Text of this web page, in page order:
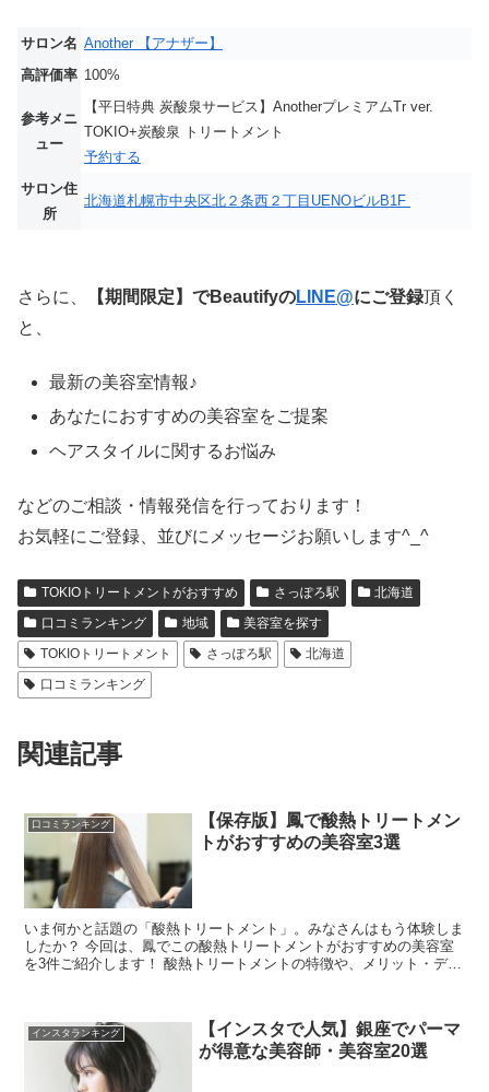
サロン名 Another 【アナザー】
高評価率 100%
参考メニ
ュー
【平日特典 炭酸泉サービス】AnotherプレミアムTr ver.
TOKIO+炭酸泉 トリートメント
予約する
サロン住
所
北海道札幌市中央区北２条西２丁目UENOビルB1F
さらに、 【期間限定】でBeautifyのLINE@にご登録頂く
と、
最新の美容室情報♪
あなたにおすすめの美容室をご提案
ヘアスタイルに関するお悩み
などのご相談・情報発信を行っております！
お気軽にご登録、並びにメッセージお願いします^_^
TOKIOトリートメントがおすすめ さっぽろ駅
北海道
口コミランキング
地域
美容室を探す
TOKIOトリートメント
さっぽろ駅
北海道
口コミランキング
関連記事
口コミランキング
【保存版】鳳で酸熱トリートメン
トがおすすめの美容室3選
いま何かと話題の「酸熱トリートメント」。みなさんはもう体験しま
したか？ 今回は、鳳でこの酸熱トリートメントがおすすめの美容室
を3件ご紹介します！ 酸熱トリートメントの特徴や、メリット・デメ
インスタランキング
【インスタで人気】銀座でパーマ
が得意な美容師・美容室20選